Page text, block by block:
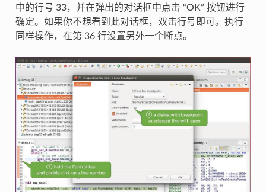
中的行号 33，并在弹出的对话框中点击 “OK” 按钮进行
确定。如果你不想看到此对话框，双击行号即可。执行
同样操作，在第 36 行设置另外一个断点。